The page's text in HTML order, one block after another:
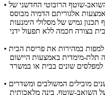
•
גמיש של מסלולי הימנעות
•
• מובילים המשולבים ומשדרים